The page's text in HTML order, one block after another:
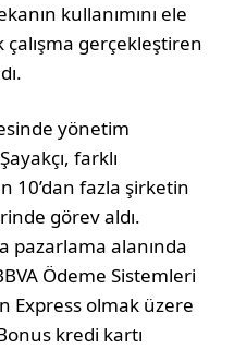
kullanımını ele
gerçekleştiren
yönetim
farklı
10’dan fazla şirketin
görev aldı.
pazarlama alanında
Ödeme Sistemleri
Express olmak üzere
kredi kartı